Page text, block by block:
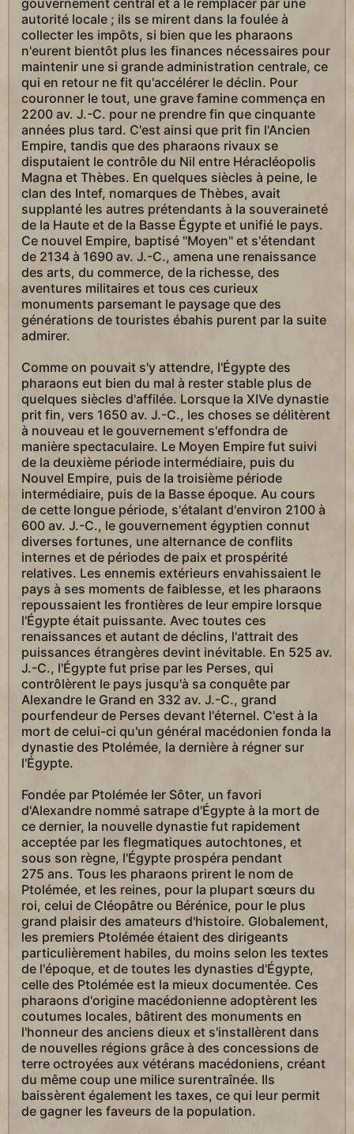
gouvernement central et à le remplacer par une
autorité locale ; ils se mirent dans la foulée à
collecter les impôts, si bien que les pharaons
n'eurent bientôt plus les finances nécessaires pour
maintenir une si grande administration centrale, ce
qui en retour ne fit qu'accélérer le déclin. Pour
couronner le tout, une grave famine commença en
2200 av. J.-C. pour ne prendre fin que cinquante
années plus tard. C'est ainsi que prit fin l'Ancien
Empire, tandis que des pharaons rivaux se
disputaient le contrôle du Nil entre Héracléopolis
Magna et Thèbes. En quelques siècles à peine, le
clan des Intef, nomarques de Thèbes, avait
supplanté les autres prétendants à la souveraineté
de la Haute et de la Basse Égypte et unifié le pays.
Ce nouvel Empire, baptisé "Moyen" et s'étendant
de 2134 à 1690 av. J.-C., amena une renaissance
des arts, du commerce, de la richesse, des
aventures militaires et tous ces curieux
monuments parsemant le paysage que des
générations de touristes ébahis purent par la suite
admirer.
Comme on pouvait s'y attendre, l'Égypte des
pharaons eut bien du mal à rester stable plus de
quelques siècles d'affilée. Lorsque la XIVe dynastie
prit fin, vers 1650 av. J.-C., les choses se délitèrent
à nouveau et le gouvernement s'effondra de
manière spectaculaire. Le Moyen Empire fut suivi
de la deuxième période intermédiaire, puis du
Nouvel Empire, puis de la troisième période
intermédiaire, puis de la Basse époque. Au cours
de cette longue période, s'étalant d'environ 2100 à
600 av. J.-C., le gouvernement égyptien connut
diverses fortunes, une alternance de conflits
internes et de périodes de paix et prospérité
relatives. Les ennemis extérieurs envahissaient le
pays à ses moments de faiblesse, et les pharaons
repoussaient les frontières de leur empire lorsque
l'Égypte était puissante. Avec toutes ces
renaissances et autant de déclins, l'attrait des
puissances étrangères devint inévitable. En 525 av.
J.-C., l'Égypte fut prise par les Perses, qui
contrôlèrent le pays jusqu'à sa conquête par
Alexandre le Grand en 332 av. J.-C., grand
pourfendeur de Perses devant l'éternel. C'est à la
mort de celui-ci qu'un général macédonien fonda la
dynastie des Ptolémée, la dernière à régner sur
l'Égypte.
Fondée par Ptolémée Ier Sôter, un favori
d'Alexandre nommé satrape d'Égypte à la mort de
ce dernier, la nouvelle dynastie fut rapidement
acceptée par les flegmatiques autochtones, et
sous son règne, l'Égypte prospéra pendant
275 ans. Tous les pharaons prirent le nom de
Ptolémée, et les reines, pour la plupart sœurs du
roi, celui de Cléopâtre ou Bérénice, pour le plus
grand plaisir des amateurs d'histoire. Globalement,
les premiers Ptolémée étaient des dirigeants
particulièrement habiles, du moins selon les textes
de l'époque, et de toutes les dynasties d'Égypte,
celle des Ptolémée est la mieux documentée. Ces
pharaons d'origine macédonienne adoptèrent les
coutumes locales, bâtirent des monuments en
l'honneur des anciens dieux et s'installèrent dans
de nouvelles régions grâce à des concessions de
terre octroyées aux vétérans macédoniens, créant
du même coup une milice surentraînée. Ils
baissèrent également les taxes, ce qui leur permit
de gagner les faveurs de la population.